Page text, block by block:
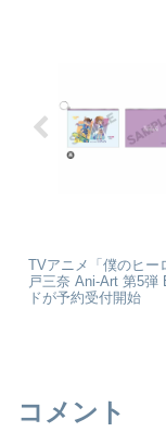
TVアニメ「僕のヒー
戸三奈 Ani-Art 第5弾
ドが予約受付開始
コメント